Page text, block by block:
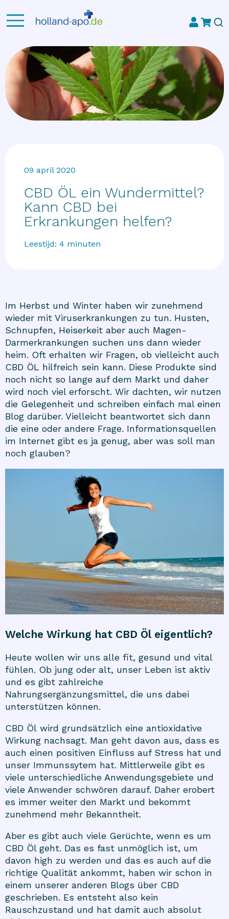
09 april 2020
CBD ÖL ein Wundermittel?
Kann CBD bei
Erkrankungen helfen?
Leestijd:4 minuten
Im Herbst und Winter haben wir zunehmend
wieder mit Viruserkrankungen zu tun. Husten,
Schnupfen, Heiserkeit aber auch Magen-
Darmerkrankungen suchen uns dann wieder
heim. Oft erhalten wir Fragen, ob vielleicht auch
CBD ÖL hilfreich sein kann. Diese Produkte sind
noch nicht so lange auf dem Markt und daher
wird noch viel erforscht. Wir dachten, wir nutzen
die Gelegenheit und schreiben einfach mal einen
Blog darüber. Vielleicht beantwortet sich dann
die eine oder andere Frage. Informationsquellen
im Internet gibt es ja genug, aber was soll man
noch glauben?
Welche Wirkung hat CBD Öl eigentlich?
Heute wollen wir uns alle fit, gesund und vital
fühlen. Ob jung oder alt, unser Leben ist aktiv
und es gibt zahlreiche
Nahrungsergänzungsmittel, die uns dabei
unterstützen können.
CBD Öl wird grundsätzlich eine antioxidative
Wirkung nachsagt. Man geht davon aus, dass es
auch einen positiven Einfluss auf Stress hat und
unser Immunssytem hat. Mittlerweile gibt es
viele unterschiedliche Anwendungsgebiete und
viele Anwender schwören darauf. Daher erobert
es immer weiter den Markt und bekommt
zunehmend mehr Bekanntheit.
Aber es gibt auch viele Gerüchte, wenn es um
CBD Öl geht. Das es fast unmöglich ist, um
davon high zu werden und das es auch auf die
richtige Qualität ankommt, haben wir schon in
einem unserer anderen Blogs über CBD
geschrieben. Es entsteht also kein
Rauschzustand und hat damit auch absolut